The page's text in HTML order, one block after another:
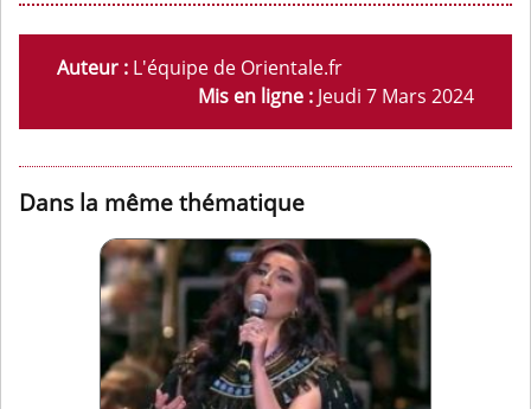
Auteur : L'équipe de Orientale.fr
Mis en ligne : Jeudi 7 Mars 2024
Dans la même thématique